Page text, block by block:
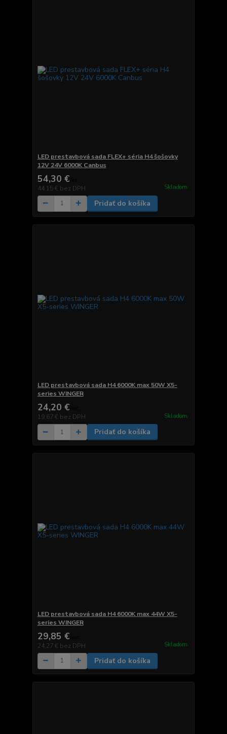
LED prestavbová sada FLEX+ séria H4 šošovky
12V 24V 6000K Canbus
54,30 €
44,15 € bez DPH Skladom
Pridať do košíka
LED prestavbová sada H4 6000K max 50W X5-
series WINGER
24,20 €
19,67 € bez DPH Skladom
Pridať do košíka
LED prestavbová sada H4 6000K max 44W X5-
series WINGER
29,85 €
24,27 € bez DPH Skladom
Pridať do košíka